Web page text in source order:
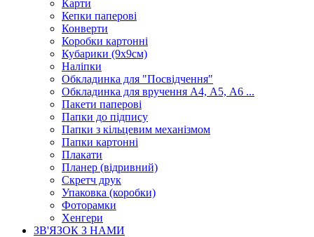
Карти
Кепки паперові
Конверти
Коробки картонні
Кубарики (9х9см)
Наліпки
Обкладинка для "Посвідчення"
Обкладинка для вручення А4, А5, А6 ...
Пакети паперові
Папки до підпису
Папки з кільцевим механізмом
Папки картонні
Плакати
Планер (відривний)
Скретч друк
Упаковка (коробки)
Фоторамки
Хенгери
ЗВ'ЯЗОК З НАМИ